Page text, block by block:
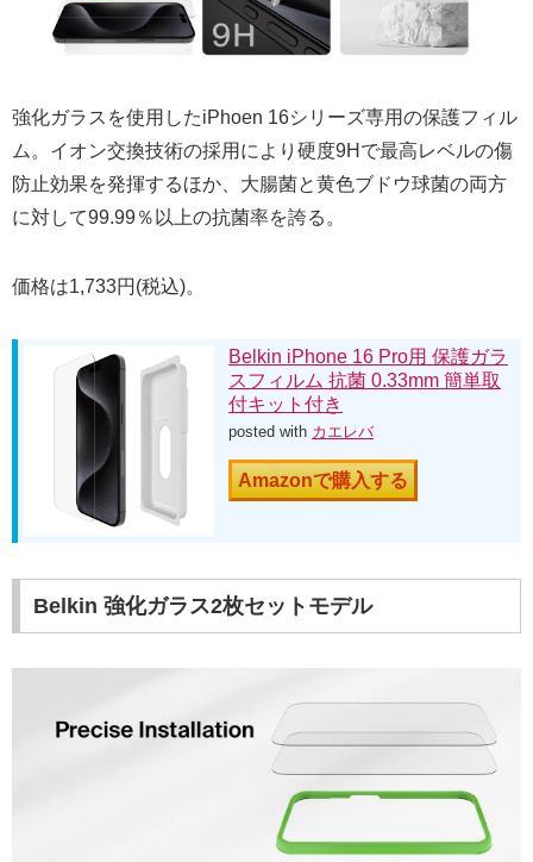
強化ガラスを使用したiPhoen 16シリーズ専用の保護フィル
ム。イオン交換技術の採用により硬度9Hで最高レベルの傷
防止効果を発揮するほか、大腸菌と黄色ブドウ球菌の両方
に対して99.99％以上の抗菌率を誇る。
価格は1,733円(税込)。
Belkin iPhone 16 Pro用 保護ガラ
スフィルム 抗菌 0.33mm 簡単取
付キット付き
posted with カエレバ
Amazonで購入する
Belkin 強化ガラス2枚セットモデル